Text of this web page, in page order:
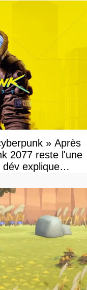
» Après
2077 reste l'une
explique